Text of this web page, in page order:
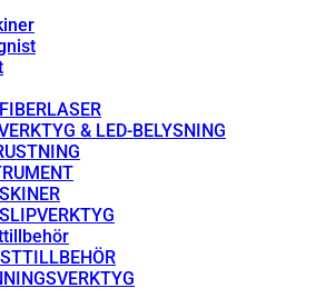
& LED-BELYSNING